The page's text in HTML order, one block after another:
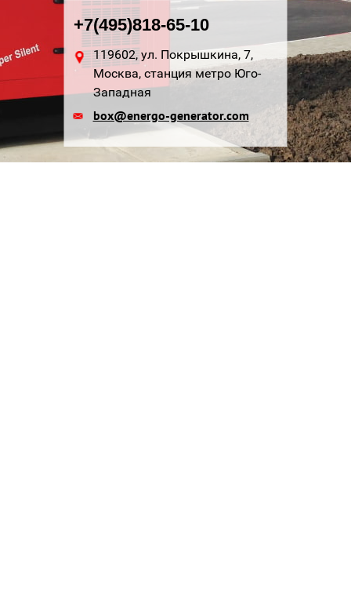
+7(495)818-65-10
119602, ул. Покрышкина, 7,
Москва, станция метро Юго-
Западная
box@energo-generator.com